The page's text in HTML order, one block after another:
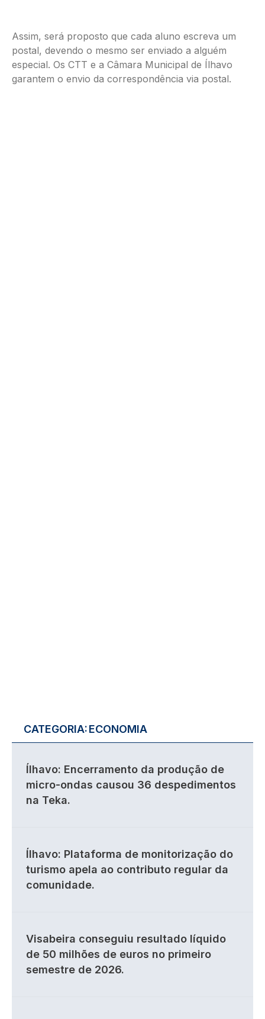
Assim, será proposto que cada aluno escreva um
postal, devendo o mesmo ser enviado a alguém
especial. Os CTT e a Câmara Municipal de Ílhavo
garantem o envio da correspondência via postal.
CATEGORIA:ECONOMIA
Ílhavo: Encerramento da produção de
micro-ondas causou 36 despedimentos
na Teka.
Ílhavo: Plataforma de monitorização do
turismo apela ao contributo regular da
comunidade.
Visabeira conseguiu resultado líquido
de 50 milhões de euros no primeiro
semestre de 2026.